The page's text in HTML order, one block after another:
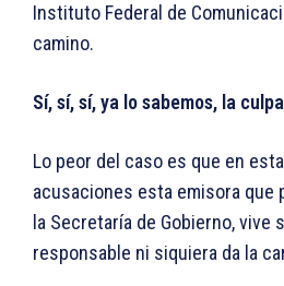
Instituto Federal de
camino.
Sí, sí, sí, ya lo sabemos, la
Lo peor del caso es que en
acusaciones esta emisora que
la Secretaría de Gobierno, vive
responsable ni siquiera da la